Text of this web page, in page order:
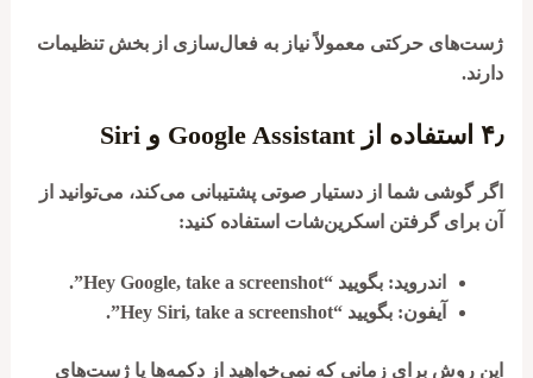
ژست‌های حرکتی معمولاً نیاز به فعال‌سازی از بخش تنظیمات
دارند.
۴٫ استفاده از Google Assistant و Siri
اگر گوشی شما از دستیار صوتی پشتیبانی می‌کند، می‌توانید از
آن برای گرفتن اسکرین‌شات استفاده کنید:
اندروید: بگویید “Hey Google, take a screenshot”
.
آیفون: بگویید “Hey Siri, take a screenshot”
.
این روش برای زمانی که نمی‌خواهید از دکمه‌ها یا ژست‌های